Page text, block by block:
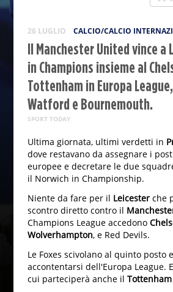
26 LUGLIO CALCIO/CALCIO
Il Manchester United vince a
in Champions insieme al
Tottenham in Europa
Watford e Bournemouth.
SPORT TODAY
Ultima giornata, ultimi verdetti in
dove restavano da assegnare i
europee e decretare le due
il Norwich in Championship.
Niente da fare per il Leicester che
scontro diretto contro il
Champions League accedono
Wolverhampton, e Red Devils.
Le Foxes scivolano al quinto posto
accontentarsi dell'Europa League.
cui parteciperà anche il Tottenham